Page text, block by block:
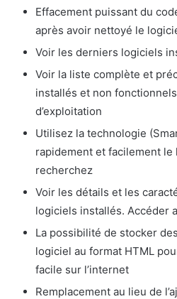
Effacement puissant du
après avoir nettoyé le
Voir les derniers logiciels
Voir la liste complète et
installés et non
d’exploitation
Utilisez la technologie
rapidement et facilement le
recherchez
Voir les détails et les
logiciels installés. Accéder
La possibilité de stocker
logiciel au format HTML
facile sur l’internet
Remplacement au lieu de